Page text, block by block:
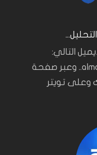
التالي:
almasalahsources@gmail.com.. وعبر صفحة
وعلى تويتر